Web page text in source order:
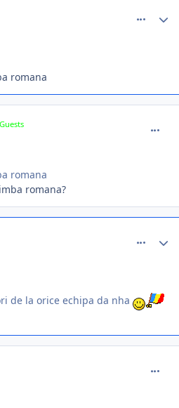
romana
Guests
romana
romana?
de la orice echipa da nha